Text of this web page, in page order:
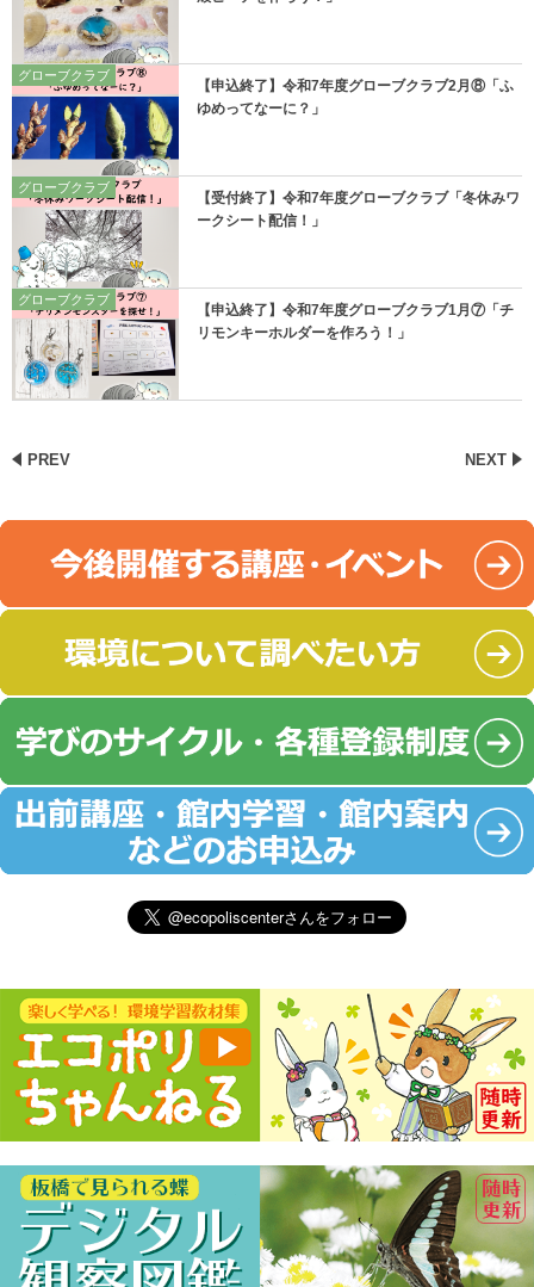
グローブクラブ
【申込終了】令和7年度グローブクラブ2月⑧「ふ
ゆめってなーに？」
グローブクラブ
【受付終了】令和7年度グローブクラブ「冬休みワ
ークシート配信！」
グローブクラブ
【申込終了】令和7年度グローブクラブ1月⑦「チ
リモンキーホルダーを作ろう！」
PREV NEXT